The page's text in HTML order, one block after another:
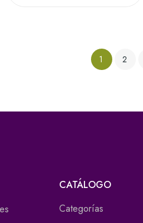
1 2
CATÁLOGO
Categorías